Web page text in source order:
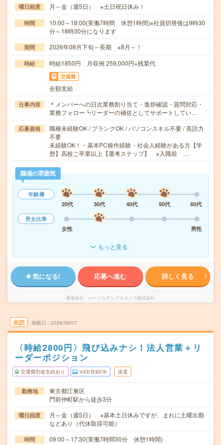
曜日頻度 月～金（週5日） ※土日祝日休み！
時間
10:00～18:00(実働7時間 休憩1時間)※社員切替後は9時30
分～18時30分になります
期間 2026年08月下旬～長期 ※8月～！
時給 時給1850円 月収例 259,000円+残業代
交通費
全額支給
仕事内容
＊メンバーへの日次業務割り当て・進捗確認・質問対応・
業務フォロー┗リーダーの補佐としてサポートしてい…
応募資格
職種未経験OK / ブランクOK / パソコンスキル不要 / 英語力
不要
未経験OK！・基本PC操作経験・社会人経験がある方【学
歴】高校ご卒業以上【選考ステップ】 ※入職前 …
職場の雰囲気
年齢層
20代
30代 40代 50代
60代
男女比率
女性
男性
もっと見る
気になる! 応募へ進む 詳しく見る
派遣会社 パーソルテンプスタッフ株式会社
未読 掲載日 2026/08/07
〈時給2800円〉飛び込みナシ！法人営業＋リ
ーダーポジション
交通費別途支給あり WEB登録OK 派遣
勤務地
東京都江東区
門前仲町駅から徒歩3分
曜日頻度
月～金（週5日） ※基本土日休みですが、まれに土曜出勤
などあり（代休取得可能）
時間 09:00～17:30(実働7時間30分 休憩1時間)